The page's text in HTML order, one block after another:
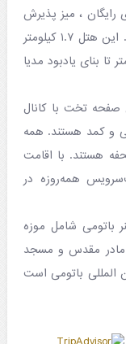
رایگان ، میز پذیرش
۲۴ ساعته و یک سالن مشترک ارائه می دهد. این هتل ۱.۷ کیلومتر
کیلومتر تا میدان اروپا و ۱.۸ کیلومتر تا بنای یادبود مدیا
صفحه تخت با کانال
و کمد هستند. همه
هستند. با اقامت
همه‌روزه در
باتومی شامل موزه
مادر مقدس و مسجد
المللی باتومی است